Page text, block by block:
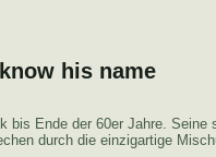
his name
bis Ende der 60er Jahre.
durch die einzigartige